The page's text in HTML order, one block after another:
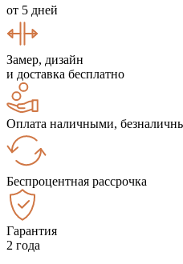
от 5 дней
Замер, дизайн
и доставка бесплатно
Оплата наличными,
Беспроцентная рассрочка
Гарантия
2 года